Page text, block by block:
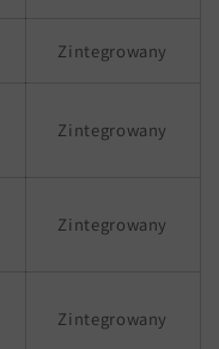
Zintegrowany
Zintegrowany
Zintegrowany
Zintegrowany